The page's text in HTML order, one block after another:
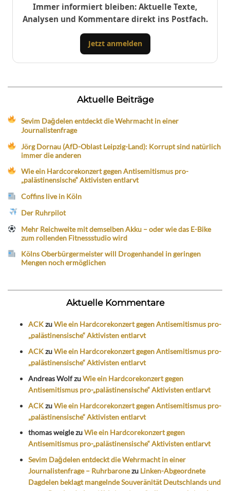
Immer informiert bleiben: Aktuelle Texte,
Analysen und Kommentare direkt ins Postfach.
Jetzt anmelden
Aktuelle Beiträge
Sevim Dağdelen entdeckt die Wehrmacht in einer
Journalistenfrage
Jörg Dornau (AfD-Oblast Leipzig-Land): Korrupt sind natürlich
immer die anderen
Wie ein Hardcorekonzert gegen Antisemitismus pro-
„palästinensische“ Aktivisten entlarvt
Coffins live in Köln
Der Ruhrpilot
Mehr Reichweite mit demselben Akku – oder wie das E-Bike
zum rollenden Fitnessstudio wird
Kölns Oberbürgermeister will Drogenhandel in geringen
Mengen noch ermöglichen
Aktuelle Kommentare
ACKzuWie ein Hardcorekonzert gegen Antisemitismus pro-
„palästinensische“ Aktivisten entlarvt
ACKzuWie ein Hardcorekonzert gegen Antisemitismus pro-
„palästinensische“ Aktivisten entlarvt
Andreas WolfzuWie ein Hardcorekonzert gegen
Antisemitismus pro-„palästinensische“ Aktivisten entlarvt
ACKzuWie ein Hardcorekonzert gegen Antisemitismus pro-
„palästinensische“ Aktivisten entlarvt
thomas weiglezuWie ein Hardcorekonzert gegen
Antisemitismus pro-„palästinensische“ Aktivisten entlarvt
Sevim Dağdelen entdeckt die Wehrmacht in einer
Journalistenfrage – Ruhrbaronezu Linken-Abgeordnete
Dagdelen beklagt mangelnde Souveränität Deutschlands und